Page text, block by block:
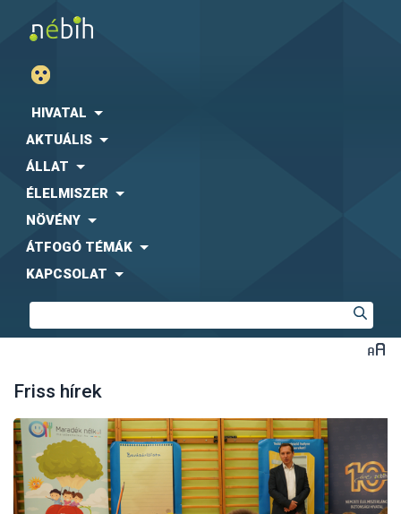
HIVATAL
AKTUÁLIS
ÁLLAT
ÉLELMISZER
NÖVÉNY
ÁTFOGÓ TÉMÁK
KAPCSOLAT
Friss hírek